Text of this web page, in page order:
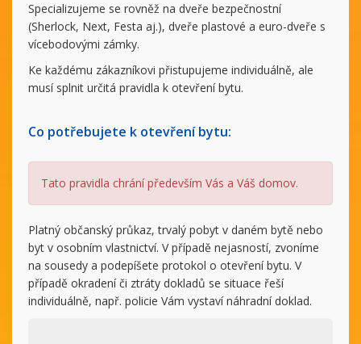
Specializujeme se rovněž na dveře bezpečnostní
(Sherlock, Next, Festa aj.), dveře plastové a euro-dveře s
vícebodovými zámky.
Ke každému zákazníkovi přistupujeme individuálně, ale
musí splnit určitá pravidla k otevření bytu.
Co potřebujete k otevření bytu:
Tato pravidla chrání především Vás a Váš domov.
Platný občanský průkaz, trvalý pobyt v daném bytě nebo
byt v osobním vlastnictví. V případě nejasností, zvoníme
na sousedy a podepíšete protokol o otevření bytu. V
případě okradení či ztráty dokladů se situace řeší
individuálně, např. policie Vám vystaví náhradní doklad.